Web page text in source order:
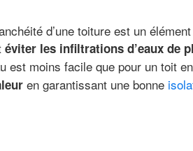
d’une toiture est un
éviter les infiltrations d’eaux de
est moins facile que pour un toit
en garantissant une bonne